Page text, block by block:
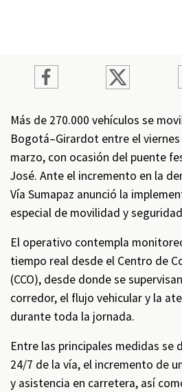
Más de 270.000 vehículos se
Bogotá–Girardot entre el viernes
marzo, con ocasión del puente
José. Ante el incremento en la
Vía Sumapaz anunció la
especial de movilidad y
El operativo contempla
tiempo real desde el Centro de
(CCO), desde donde se
corredor, el flujo vehicular y la
durante toda la jornada.
Entre las principales medidas se
24/7 de la vía, el incremento de
y asistencia en carretera, así